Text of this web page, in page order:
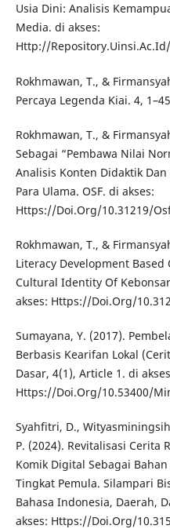
Usia Dini: Analisis
Media. di akses:
Http://
Rokhmawan, T., &
Percaya Legenda Kiai. 4,
Rokhmawan, T., &
Sebagai “Pembawa Nilai
Analisis Konten Didaktik
Para Ulama. OSF. di akses:
Https://Doi.Org/10.31219/
Rokhmawan, T., &
Literacy Development
Cultural Identity Of
akses: Https://Doi.Org/
Sumayana, Y. (2017).
Berbasis Kearifan Lokal
Dasar, 4(1), Article 1. di
Https://Doi.Org/10.53400/
Syahfitri, D.,
P. (2024). Revitalisasi Cerita
Komik Digital Sebagai
Tingkat Pemula. Silampari
Bahasa Indonesia, Daerah,
akses: Https://Doi.Org/